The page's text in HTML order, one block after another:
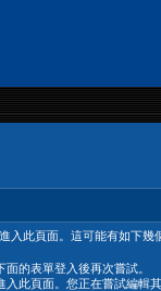
入此頁面。這可能有如下幾
的表單登入後再次嘗試。
入此頁面。您正在嘗試編輯